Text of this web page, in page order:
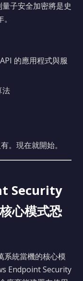
子安全加密將是史
的應用程式與服
法
。現在就開始。
Security
心模式恐
系統當機的核心模
Endpoint Security